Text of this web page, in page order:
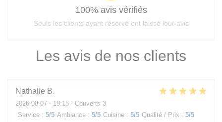
Les avis de nos clients
Nathalie B
2026-08-07 - 19:15 - Couverts 3
Service : 5/5 Ambiance : 5/5 Cuisine : 5/5 Qualité / Prix : 5/5
100% avis vérifiés
Seuls les clients ayant réservé ont laissé leur avis